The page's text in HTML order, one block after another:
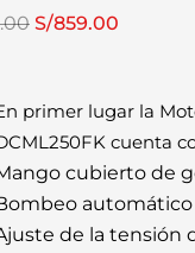
El
era:
S/1,199.00.
S/859.00
es:
S/
primer lugar la
cuenta
cubierto de
automático
de la tensión